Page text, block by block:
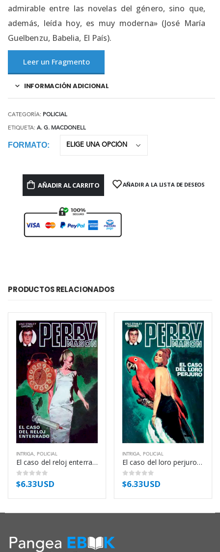
admirable entre las novelas del género, sino que,
además, leída hoy, es muy moderna» (José María
Guelbenzu, Babelia, El País).
Leer un Fragmento
INFORMACIÓN ADICIONAL
CATEGORÍA: POLICIAL
ETIQUETA: A. G. MACDONELL
FORMATO
AÑADIR AL CARRITO AÑADIR A LA LISTA DE DESEOS
PRODUCTOS RELACIONADOS
INTRIGA, POLICIAL
El caso del reloj enterrado – Erle Stanley Gardner
0out of 5
$6.33USD
INTRIGA, POLICIAL
El caso del loro perjuro – Erle Stanley Gardner
0out of 5
$6.33USD